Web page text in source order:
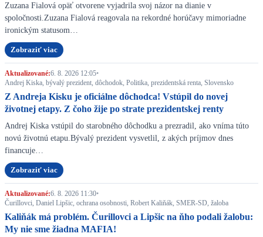
Zuzana Fialová opäť otvorene vyjadrila svoj názor na dianie v
spoločnosti.Zuzana Fialová reagovala na rekordné horúčavy mimoriadne
ironickým statusom…
Zobraziť viac
Aktualizované:6. 8. 2026 12:05•
Andrej Kiska, bývalý prezident, dôchodok, Politika, prezidentská renta, Slovensko
Z Andreja Kisku je oficiálne dôchodca! Vstúpil do novej
životnej etapy. Z čoho žije po strate prezidentskej renty
Andrej Kiska vstúpil do starobného dôchodku a prezradil, ako vníma túto
novú životnú etapu.Bývalý prezident vysvetlil, z akých príjmov dnes
financuje…
Zobraziť viac
Aktualizované:6. 8. 2026 11:30•
Čurillovci, Daniel Lipšic, ochrana osobnosti, Robert Kaliňák, SMER-SD, žaloba
Kaliňák má problém. Čurillovci a Lipšic na ňho podali žalobu:
My nie sme žiadna MAFIA!